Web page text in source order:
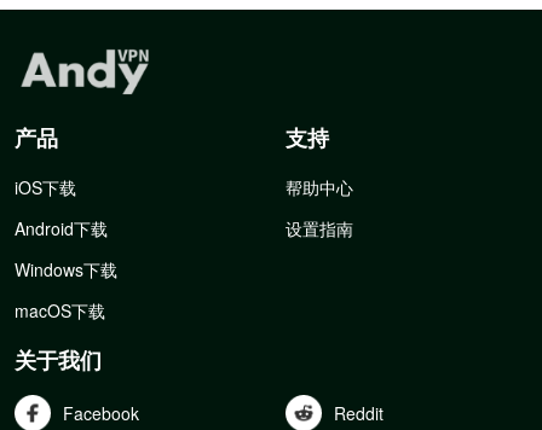
产品
iOS下载
Android下载
Windows下载
macOS下载
支持
帮助中心
设置指南
关于我们
Facebook Reddit